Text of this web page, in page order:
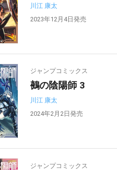
川江 康太
2023年12月4日発売
ジャンプコミックス
鵺の陰陽師 3
川江 康太
2024年2月2日発売
ジャンプコミックス